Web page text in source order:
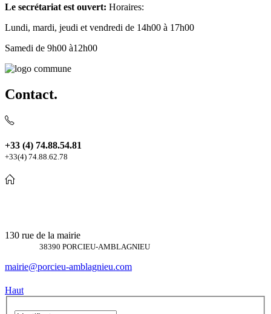
Le secrétariat est ouvert: Horaires:
Lundi, mardi, jeudi et vendredi de 14h00 à 17h00
Samedi de 9h00 à12h00
Contact.
+33 (4) 74.88.54.81
+33(4) 74.88.62.78
130 rue de la mairie
38390 PORCIEU-AMBLAGNIEU
mairie@porcieu-amblagnieu.com
Haut